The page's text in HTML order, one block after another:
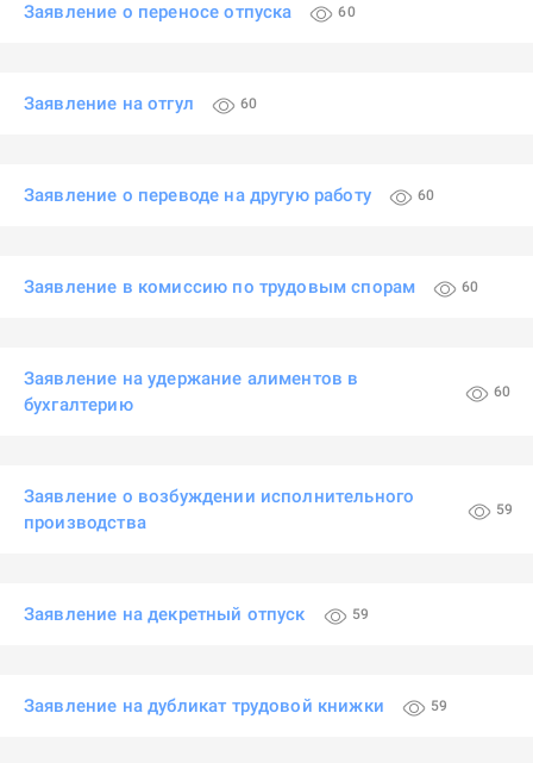
Заявление о переносе отпуска 60
Заявление на отгул 60
Заявление о переводе на другую работу 60
Заявление в комиссию по трудовым спорам 60
Заявление на удержание алиментов в
бухгалтерию
60
Заявление о возбуждении исполнительного
производства
59
Заявление на декретный отпуск 59
Заявление на дубликат трудовой книжки 59